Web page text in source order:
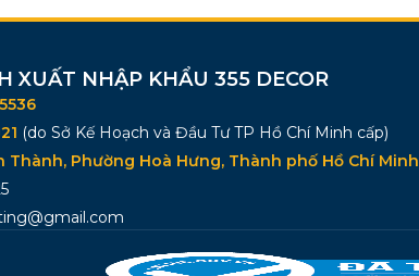
XUẤT NHẬP KHẨU 355 DECOR
(do Sở Kế Hoạch và Đầu Tư TP Hồ Chí Minh cấp)
Thành, Phường Hoà Hưng, Thành phố Hồ Chí Minh